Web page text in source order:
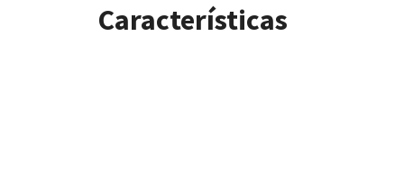
Características